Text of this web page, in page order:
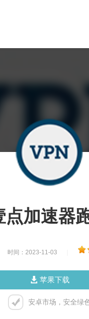
点加速器
时间：2023-11-03
苹果下载
安卓市场，安全绿